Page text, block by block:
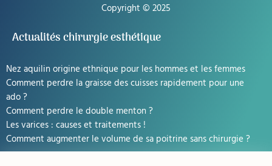
Copyright © 2025
Actualités chirurgie esthétique
Nez aquilin origine ethnique pour les hommes et les femmes
Comment perdre la graisse des cuisses rapidement pour une
ado ?
Comment perdre le double menton ?
Les varices : causes et traitements !
Comment augmenter le volume de sa poitrine sans chirurgie ?